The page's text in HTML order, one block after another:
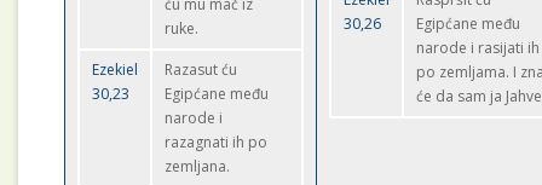
ću mu mač iz
ruke.
Ezekiel
30,23
Razasut ću
Egipćane među
narode i
razagnati ih po
zemljana.
30,26
Egipćane među
narode i rasijati ih
po zemljama. I
će da sam ja